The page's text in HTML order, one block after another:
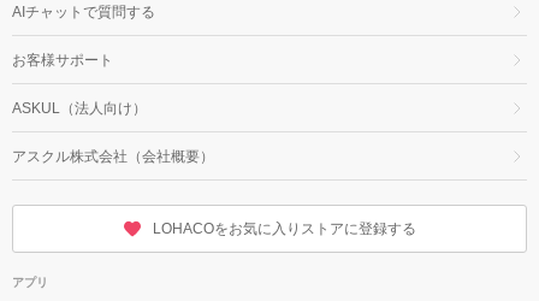
AIチャットで質問する
お客様サポート
ASKUL（法人向け）
アスクル株式会社（会社概要）
LOHACOをお気に入りストアに登録する
アプリ